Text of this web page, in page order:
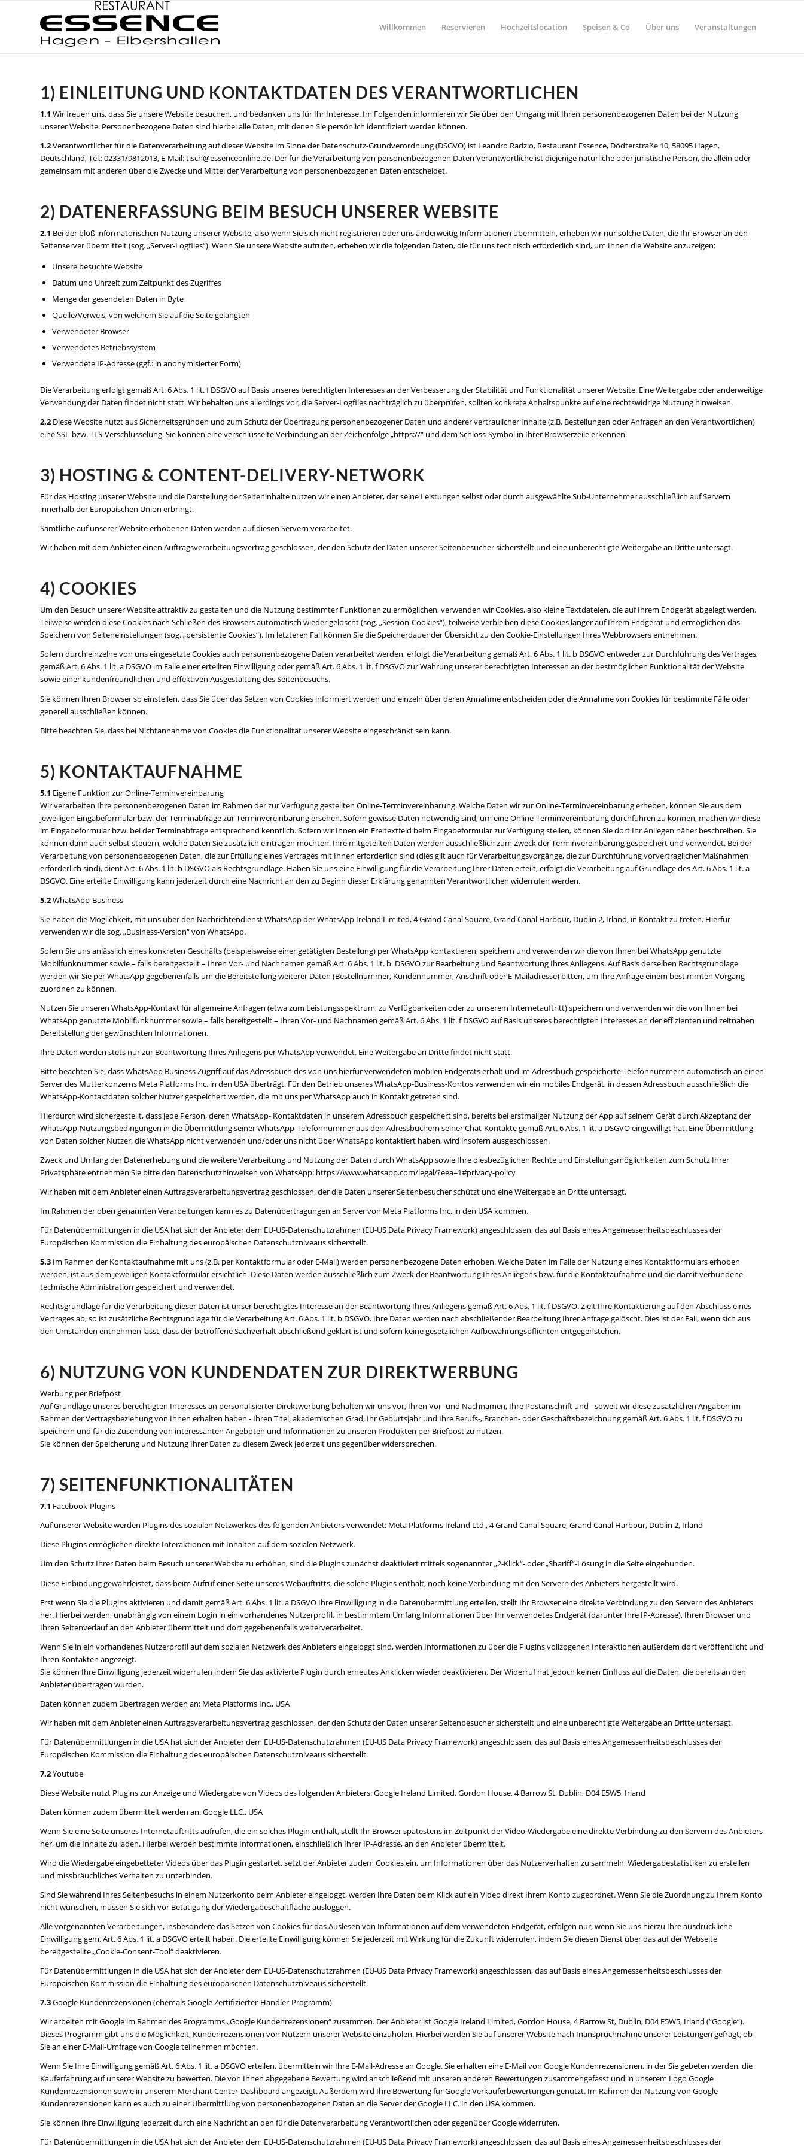
Willkommen Reservieren Hochzeitslocation Speisen & Co Über uns Veranstaltungen
1) EINLEITUNG UND KONTAKTDATEN DES VERANTWORTLICHEN
1.1 Wir freuen uns, dass Sie unsere Website besuchen, und bedanken uns für Ihr Interesse. Im Folgenden informieren wir Sie über den Umgang mit Ihren personenbezogenen Daten bei der Nutzung
unserer Website. Personenbezogene Daten sind hierbei alle Daten, mit denen Sie persönlich identifiziert werden können.
1.2Verantwortlicher für die Datenverarbeitung auf dieser Website im Sinne der Datenschutz-Grundverordnung (DSGVO) ist Leandro Radzio, Restaurant Essence, Dödterstraße 10, 58095 Hagen,
Deutschland, Tel.: 02331/9812013, E-Mail: tisch@essenceonline.de. Der für die Verarbeitung von personenbezogenen Daten Verantwortliche ist diejenige natürliche oder juristische Person, die allein oder
gemeinsam mit anderen über die Zwecke und Mittel der Verarbeitung von personenbezogenen Daten entscheidet.
2) DATENERFASSUNG BEIM BESUCH UNSERER WEBSITE
2.1 Bei der bloß informatorischen Nutzung unserer Website, also wenn Sie sich nicht registrieren oder uns anderweitig Informationen übermitteln, erheben wir nur solche Daten, die Ihr Browser an den
Seitenserver übermittelt (sog. „Server-Logfiles“). Wenn Sie unsere Website aufrufen, erheben wir die folgenden Daten, die für uns technisch erforderlich sind, um Ihnen die Website anzuzeigen:
Unsere besuchte Website
Datum und Uhrzeit zum Zeitpunkt des Zugriffes
Menge der gesendeten Daten in Byte
Quelle/Verweis, von welchem Sie auf die Seite gelangten
Verwendeter Browser
Verwendetes Betriebssystem
Verwendete IP-Adresse (ggf.: in anonymisierter Form)
Die Verarbeitung erfolgt gemäß Art. 6 Abs. 1 lit. f DSGVO auf Basis unseres berechtigten Interesses an der Verbesserung der Stabilität und Funktionalität unserer Website. Eine Weitergabe oder anderweitige
Verwendung der Daten findet nicht statt. Wir behalten uns allerdings vor, die Server-Logfiles nachträglich zu überprüfen, sollten konkrete Anhaltspunkte auf eine rechtswidrige Nutzung hinweisen.
2.2 Diese Website nutzt aus Sicherheitsgründen und zum Schutz der Übertragung personenbezogener Daten und anderer vertraulicher Inhalte (z.B. Bestellungen oder Anfragen an den Verantwortlichen)
eine SSL-bzw. TLS-Verschlüsselung. Sie können eine verschlüsselte Verbindung an der Zeichenfolge „https://“ und dem Schloss-Symbol in Ihrer Browserzeile erkennen.
3) HOSTING & CONTENT-DELIVERY-NETWORK
Für das Hosting unserer Website und die Darstellung der Seiteninhalte nutzen wir einen Anbieter, der seine Leistungen selbst oder durch ausgewählte Sub-Unternehmer ausschließlich auf Servern
innerhalb der Europäischen Union erbringt.
Sämtliche auf unserer Website erhobenen Daten werden auf diesen Servern verarbeitet.
Wir haben mit dem Anbieter einen Auftragsverarbeitungsvertrag geschlossen, der den Schutz der Daten unserer Seitenbesucher sicherstellt und eine unberechtigte Weitergabe an Dritte untersagt.
4) COOKIES
Um den Besuch unserer Website attraktiv zu gestalten und die Nutzung bestimmter Funktionen zu ermöglichen, verwenden wir Cookies, also kleine Textdateien, die auf Ihrem Endgerät abgelegt werden.
Teilweise werden diese Cookies nach Schließen des Browsers automatisch wieder gelöscht (sog. „Session-Cookies“), teilweise verbleiben diese Cookies länger auf Ihrem Endgerät und ermöglichen das
Speichern von Seiteneinstellungen (sog. „persistente Cookies“). Im letzteren Fall können Sie die Speicherdauer der Übersicht zu den Cookie-Einstellungen Ihres Webbrowsers entnehmen.
Sofern durch einzelne von uns eingesetzte Cookies auch personenbezogene Daten verarbeitet werden, erfolgt die Verarbeitung gemäß Art. 6 Abs. 1 lit. b DSGVO entweder zur Durchführung des Vertrages,
gemäß Art. 6 Abs. 1 lit. a DSGVO im Falle einer erteilten Einwilligung oder gemäß Art. 6 Abs. 1 lit. f DSGVO zur Wahrung unserer berechtigten Interessen an der bestmöglichen Funktionalität der Website
sowie einer kundenfreundlichen und effektiven Ausgestaltung des Seitenbesuchs.
Sie können Ihren Browser so einstellen, dass Sie über das Setzen von Cookies informiert werden und einzeln über deren Annahme entscheiden oder die Annahme von Cookies für bestimmte Fälle oder
generell ausschließen können.
Bitte beachten Sie, dass bei Nichtannahme von Cookies die Funktionalität unserer Website eingeschränkt sein kann.
5) KONTAKTAUFNAHME
5.1 Eigene Funktion zur Online-Terminvereinbarung
Wir verarbeiten Ihre personenbezogenen Daten im Rahmen der zur Verfügung gestellten Online-Terminvereinbarung. Welche Daten wir zur Online-Terminvereinbarung erheben, können Sie aus dem
jeweiligen Eingabeformular bzw. der Terminabfrage zur Terminvereinbarung ersehen. Sofern gewisse Daten notwendig sind, um eine Online-Terminvereinbarung durchführen zu können, machen wir diese
im Eingabeformular bzw. bei der Terminabfrage entsprechend kenntlich. Sofern wir Ihnen ein Freitextfeld beim Eingabeformular zur Verfügung stellen, können Sie dort Ihr Anliegen näher beschreiben. Sie
können dann auch selbst steuern, welche Daten Sie zusätzlich eintragen möchten. Ihre mitgeteilten Daten werden ausschließlich zum Zweck der Terminvereinbarung gespeichert und verwendet. Bei der
Verarbeitung von personenbezogenen Daten, die zur Erfüllung eines Vertrages mit Ihnen erforderlich sind (dies gilt auch für Verarbeitungsvorgänge, die zur Durchführung vorvertraglicher Maßnahmen
erforderlich sind), dient Art. 6 Abs. 1 lit. b DSGVO als Rechtsgrundlage. Haben Sie uns eine Einwilligung für die Verarbeitung Ihrer Daten erteilt, erfolgt die Verarbeitung auf Grundlage des Art. 6 Abs. 1 lit. a
DSGVO. Eine erteilte Einwilligung kann jederzeit durch eine Nachricht an den zu Beginn dieser Erklärung genannten Verantwortlichen widerrufen werden.
5.2WhatsApp-Business
Sie haben die Möglichkeit, mit uns über den Nachrichtendienst WhatsApp der WhatsApp Ireland Limited, 4 Grand Canal Square, Grand Canal Harbour, Dublin 2, Irland, in Kontakt zu treten. Hierfür
verwenden wir die sog. „Business-Version“ von WhatsApp.
Sofern Sie uns anlässlich eines konkreten Geschäfts (beispielsweise einer getätigten Bestellung) per WhatsApp kontaktieren, speichern und verwenden wir die von Ihnen bei WhatsApp genutzte
Mobilfunknummer sowie – falls bereitgestellt – Ihren Vor- und Nachnamen gemäß Art. 6 Abs. 1 lit. b. DSGVO zur Bearbeitung und Beantwortung Ihres Anliegens. Auf Basis derselben Rechtsgrundlage
werden wir Sie per WhatsApp gegebenenfalls um die Bereitstellung weiterer Daten (Bestellnummer, Kundennummer, Anschrift oder E-Mailadresse) bitten, um Ihre Anfrage einem bestimmten Vorgang
zuordnen zu können.
Nutzen Sie unseren WhatsApp-Kontakt für allgemeine Anfragen (etwa zum Leistungsspektrum, zu Verfügbarkeiten oder zu unserem Internetauftritt) speichern und verwenden wir die von Ihnen bei
WhatsApp genutzte Mobilfunknummer sowie – falls bereitgestellt – Ihren Vor- und Nachnamen gemäß Art. 6 Abs. 1 lit. f DSGVO auf Basis unseres berechtigten Interesses an der effizienten und zeitnahen
Bereitstellung der gewünschten Informationen.
Ihre Daten werden stets nur zur Beantwortung Ihres Anliegens per WhatsApp verwendet. Eine Weitergabe an Dritte findet nicht statt.
Bitte beachten Sie, dass WhatsApp Business Zugriff auf das Adressbuch des von uns hierfür verwendeten mobilen Endgeräts erhält und im Adressbuch gespeicherte Telefonnummern automatisch an einen
Server des Mutterkonzerns Meta Platforms Inc. in den USA überträgt. Für den Betrieb unseres WhatsApp-Business-Kontos verwenden wir ein mobiles Endgerät, in dessen Adressbuch ausschließlich die
WhatsApp-Kontaktdaten solcher Nutzer gespeichert werden, die mit uns per WhatsApp auch in Kontakt getreten sind.
Hierdurch wird sichergestellt, dass jede Person, deren WhatsApp- Kontaktdaten in unserem Adressbuch gespeichert sind, bereits bei erstmaliger Nutzung der App auf seinem Gerät durch Akzeptanz der
WhatsApp-Nutzungsbedingungen in die Übermittlung seiner WhatsApp-Telefonnummer aus den Adressbüchern seiner Chat-Kontakte gemäß Art. 6 Abs. 1 lit. a DSGVO eingewilligt hat. Eine Übermittlung
von Daten solcher Nutzer, die WhatsApp nicht verwenden und/oder uns nicht über WhatsApp kontaktiert haben, wird insofern ausgeschlossen.
Zweck und Umfang der Datenerhebung und die weitere Verarbeitung und Nutzung der Daten durch WhatsApp sowie Ihre diesbezüglichen Rechte und Einstellungsmöglichkeiten zum Schutz Ihrer
Privatsphäre entnehmen Sie bitte den Datenschutzhinweisen von WhatsApp: https://www.whatsapp.com/legal/?eea=1#privacy-policy
Wir haben mit dem Anbieter einen Auftragsverarbeitungsvertrag geschlossen, der die Daten unserer Seitenbesucher schützt und eine Weitergabe an Dritte untersagt.
Im Rahmen der oben genannten Verarbeitungen kann es zu Datenübertragungen an Server von Meta Platforms Inc. in den USA kommen.
Für Datenübermittlungen in die USA hat sich der Anbieter dem EU-US-Datenschutzrahmen (EU-US Data Privacy Framework) angeschlossen, das auf Basis eines Angemessenheitsbeschlusses der
Europäischen Kommission die Einhaltung des europäischen Datenschutzniveaus sicherstellt.
5.3 Im Rahmen der Kontaktaufnahme mit uns (z.B. per Kontaktformular oder E-Mail) werden personenbezogene Daten erhoben. Welche Daten im Falle der Nutzung eines Kontaktformulars erhoben
werden, ist aus dem jeweiligen Kontaktformular ersichtlich. Diese Daten werden ausschließlich zum Zweck der Beantwortung Ihres Anliegens bzw. für die Kontaktaufnahme und die damit verbundene
technische Administration gespeichert und verwendet.
Rechtsgrundlage für die Verarbeitung dieser Daten ist unser berechtigtes Interesse an der Beantwortung Ihres Anliegens gemäß Art. 6 Abs. 1 lit. f DSGVO. Zielt Ihre Kontaktierung auf den Abschluss eines
Vertrages ab, so ist zusätzliche Rechtsgrundlage für die Verarbeitung Art. 6 Abs. 1 lit. b DSGVO. Ihre Daten werden nach abschließender Bearbeitung Ihrer Anfrage gelöscht. Dies ist der Fall, wenn sich aus
den Umständen entnehmen lässt, dass der betroffene Sachverhalt abschließend geklärt ist und sofern keine gesetzlichen Aufbewahrungspflichten entgegenstehen.
6) NUTZUNG VON KUNDENDATEN ZUR DIREKTWERBUNG
Werbung per Briefpost
Auf Grundlage unseres berechtigten Interesses an personalisierter Direktwerbung behalten wir uns vor, Ihren Vor- und Nachnamen, Ihre Postanschrift und - soweit wir diese zusätzlichen Angaben im
Rahmen der Vertragsbeziehung von Ihnen erhalten haben - Ihren Titel, akademischen Grad, Ihr Geburtsjahr und Ihre Berufs-, Branchen- oder Geschäftsbezeichnung gemäß Art. 6 Abs. 1 lit. f DSGVO zu
speichern und für die Zusendung von interessanten Angeboten und Informationen zu unseren Produkten per Briefpost zu nutzen.
Sie können der Speicherung und Nutzung Ihrer Daten zu diesem Zweck jederzeit uns gegenüber widersprechen.
7) SEITENFUNKTIONALITÄTEN
7.1 Facebook-Plugins
Auf unserer Website werden Plugins des sozialen Netzwerkes des folgenden Anbieters verwendet: Meta Platforms Ireland Ltd., 4 Grand Canal Square, Grand Canal Harbour, Dublin 2, Irland
Diese Plugins ermöglichen direkte Interaktionen mit Inhalten auf dem sozialen Netzwerk.
Um den Schutz Ihrer Daten beim Besuch unserer Website zu erhöhen, sind die Plugins zunächst deaktiviert mittels sogenannter „2-Klick“- oder „Shariff“-Lösung in die Seite eingebunden.
Diese Einbindung gewährleistet, dass beim Aufruf einer Seite unseres Webauftritts, die solche Plugins enthält, noch keine Verbindung mit den Servern des Anbieters hergestellt wird.
Erst wenn Sie die Plugins aktivieren und damit gemäß Art. 6 Abs. 1 lit. a DSGVO Ihre Einwilligung in die Datenübermittlung erteilen, stellt Ihr Browser eine direkte Verbindung zu den Servern des Anbieters
her. Hierbei werden, unabhängig von einem Login in ein vorhandenes Nutzerprofil, in bestimmtem Umfang Informationen über Ihr verwendetes Endgerät (darunter Ihre IP-Adresse), Ihren Browser und
Ihren Seitenverlauf an den Anbieter übermittelt und dort gegebenenfalls weiterverarbeitet.
Wenn Sie in ein vorhandenes Nutzerprofil auf dem sozialen Netzwerk des Anbieters eingeloggt sind, werden Informationen zu über die Plugins vollzogenen Interaktionen außerdem dort veröffentlicht und
Ihren Kontakten angezeigt.
Sie können Ihre Einwilligung jederzeit widerrufen indem Sie das aktivierte Plugin durch erneutes Anklicken wieder deaktivieren. Der Widerruf hat jedoch keinen Einfluss auf die Daten, die bereits an den
Anbieter übertragen wurden.
Daten können zudem übertragen werden an: Meta Platforms Inc., USA
Wir haben mit dem Anbieter einen Auftragsverarbeitungsvertrag geschlossen, der den Schutz der Daten unserer Seitenbesucher sicherstellt und eine unberechtigte Weitergabe an Dritte untersagt.
Für Datenübermittlungen in die USA hat sich der Anbieter dem EU-US-Datenschutzrahmen (EU-US Data Privacy Framework) angeschlossen, das auf Basis eines Angemessenheitsbeschlusses der
Europäischen Kommission die Einhaltung des europäischen Datenschutzniveaus sicherstellt.
7.2Youtube
Diese Website nutzt Plugins zur Anzeige und Wiedergabe von Videos des folgenden Anbieters: Google Ireland Limited, Gordon House, 4 Barrow St, Dublin, D04 E5W5, Irland
Daten können zudem übermittelt werden an: Google LLC., USA
Wenn Sie eine Seite unseres Internetauftritts aufrufen, die ein solches Plugin enthält, stellt Ihr Browser spätestens im Zeitpunkt der Video-Wiedergabe eine direkte Verbindung zu den Servern des Anbieters
her, um die Inhalte zu laden. Hierbei werden bestimmte Informationen, einschließlich Ihrer IP-Adresse, an den Anbieter übermittelt.
Wird die Wiedergabe eingebetteter Videos über das Plugin gestartet, setzt der Anbieter zudem Cookies ein, um Informationen über das Nutzerverhalten zu sammeln, Wiedergabestatistiken zu erstellen
und missbräuchliches Verhalten zu unterbinden.
Sind Sie während Ihres Seitenbesuchs in einem Nutzerkonto beim Anbieter eingeloggt, werden Ihre Daten beim Klick auf ein Video direkt Ihrem Konto zugeordnet. Wenn Sie die Zuordnung zu Ihrem Konto
nicht wünschen, müssen Sie sich vor Betätigung der Wiedergabeschaltfläche ausloggen.
Alle vorgenannten Verarbeitungen, insbesondere das Setzen von Cookies für das Auslesen von Informationen auf dem verwendeten Endgerät, erfolgen nur, wenn Sie uns hierzu Ihre ausdrückliche
Einwilligung gem. Art. 6 Abs. 1 lit. a DSGVO erteilt haben. Die erteilte Einwilligung können Sie jederzeit mit Wirkung für die Zukunft widerrufen, indem Sie diesen Dienst über das auf der Webseite
bereitgestellte „Cookie-Consent-Tool“ deaktivieren.
Für Datenübermittlungen in die USA hat sich der Anbieter dem EU-US-Datenschutzrahmen (EU-US Data Privacy Framework) angeschlossen, das auf Basis eines Angemessenheitsbeschlusses der
Europäischen Kommission die Einhaltung des europäischen Datenschutzniveaus sicherstellt.
7.3Google Kundenrezensionen (ehemals Google Zertifizierter-Händler-Programm)
Wir arbeiten mit Google im Rahmen des Programms „Google Kundenrezensionen“ zusammen. Der Anbieter ist Google Ireland Limited, Gordon House, 4 Barrow St, Dublin, D04 E5W5, Irland (“Google”).
Dieses Programm gibt uns die Möglichkeit, Kundenrezensionen von Nutzern unserer Website einzuholen. Hierbei werden Sie auf unserer Website nach Inanspruchnahme unserer Leistungen gefragt, ob
Sie an einer E-Mail-Umfrage von Google teilnehmen möchten.
Wenn Sie Ihre Einwilligung gemäß Art. 6 Abs. 1 lit. a DSGVO erteilen, übermitteln wir Ihre E-Mail-Adresse an Google. Sie erhalten eine E-Mail von Google Kundenrezensionen, in der Sie gebeten werden, die
Kauferfahrung auf unserer Website zu bewerten. Die von Ihnen abgegebene Bewertung wird anschließend mit unseren anderen Bewertungen zusammengefasst und in unserem Logo Google
Kundenrezensionen sowie in unserem Merchant Center-Dashboard angezeigt. Außerdem wird Ihre Bewertung für Google Verkäuferbewertungen genutzt. Im Rahmen der Nutzung von Google
Kundenrezensionen kann es auch zu einer Übermittlung von personenbezogenen Daten an die Server der Google LLC. in den USA kommen.
Sie können Ihre Einwilligung jederzeit durch eine Nachricht an den für die Datenverarbeitung Verantwortlichen oder gegenüber Google widerrufen.
Für Datenübermittlungen in die USA hat sich der Anbieter dem EU-US-Datenschutzrahmen (EU-US Data Privacy Framework) angeschlossen, das auf Basis eines Angemessenheitsbeschlusses der